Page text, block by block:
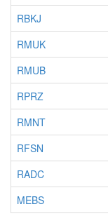
RBKJ
RMUK
RMUB
RPRZ
RMNT
RFSN
RADC
MEBS